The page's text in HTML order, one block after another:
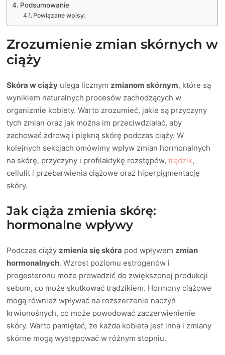
Podsumowanie
Powiązane wpisy:
Zrozumienie zmian skórnych w
ciąży
Skóra w ciąży ulega licznym zmianom skórnym, które są
wynikiem naturalnych procesów zachodzących w
organizmie kobiety. Warto zrozumieć, jakie są przyczyny
tych zmian oraz jak można im przeciwdziałać, aby
zachować zdrową i piękną skórę podczas ciąży. W
kolejnych sekcjach omówimy wpływ zmian hormonalnych
na skórę, przyczyny i profilaktykę rozstępów,trądzik,
cellulit i przebarwienia ciążowe oraz hiperpigmentację
skóry.
Jak ciąża zmienia skórę:
hormonalne wpływy
Podczas ciąży zmienia się skóra pod wpływem zmian
hormonalnych. Wzrost poziomu estrogenów i
progesteronu może prowadzić do zwiększonej produkcji
sebum, co może skutkować trądzikiem. Hormony ciążowe
mogą również wpływać na rozszerzenie naczyń
krwionośnych, co może powodować zaczerwienienie
skóry. Warto pamiętać, że każda kobieta jest inna i zmiany
skórne mogą występować w różnym stopniu.